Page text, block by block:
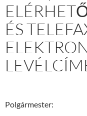
ÉS
Polgármester: